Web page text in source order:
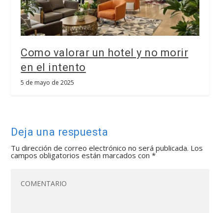
Como valorar un hotel y no morir
en el intento
5 de mayo de 2025
Deja una respuesta
Tu dirección de correo electrónico no será publicada. Los
campos obligatorios están marcados con*